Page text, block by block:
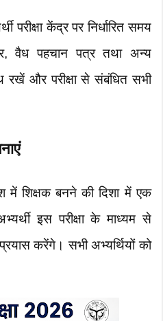
परीक्षा केंद्र पर निर्धारित समय
वैध पहचान पत्र तथा अन्य
और परीक्षा से संबंधित सभी
में शिक्षक बनने की दिशा में एक
इस परीक्षा के माध्यम से
करेंगे। सभी अभ्यर्थियों को